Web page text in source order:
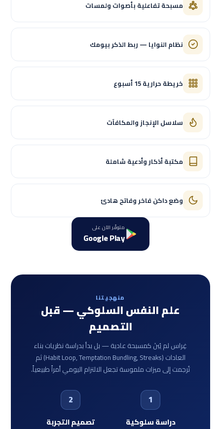
مسبحة تفاعلية بأصوات ولمسات
نظام النوايا — ربط الذكر بيومك
خريطة حرارية 15 أسبوع
سلاسل الإنجاز والمكافآت
مكتبة أذكار وأدعية شاملة
وضع داكن فاخر وفاتح هادئ
متوفّر الآن على
Google Play
منهجيتنا
علم النفس السلوكي — قبل
التصميم
غِراس لم يُبنَ كمسبحة عادية — بل بدأ بدراسة نظريات بناء
العادات (Habit Loop, Temptation Bundling, Streaks) ثم
تُرجمت إلى ميزات ملموسة تجعل الالتزام اليومي أمراً طبيعياً.
1
دراسة سلوكية
2
تصميم التجربة